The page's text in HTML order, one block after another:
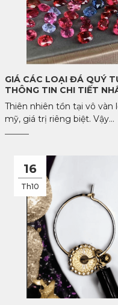
GIÁ CÁC LOẠI ĐÁ QUÝ
THÔNG TIN CHI TIẾT
Thiên nhiên tồn tại vô vàn
mỹ, giá trị riêng biệt. Vậy...
16
Th10